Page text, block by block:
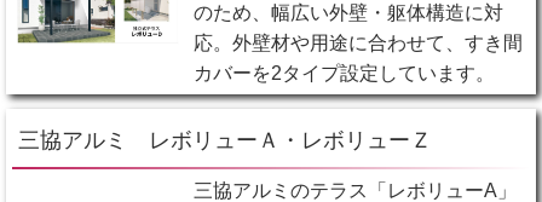
のため、幅広い外壁・躯体構造に対
応。外壁材や用途に合わせて、すき間
カバーを2タイプ設定しています。
三協アルミ レボリューＡ・レボリューＺ
三協アルミのテラス「レボリューA」